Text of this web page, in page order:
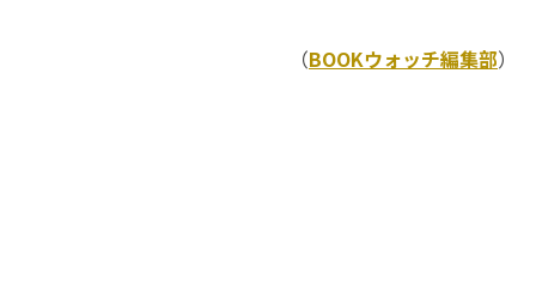
（BOOKウォッチ編集部）